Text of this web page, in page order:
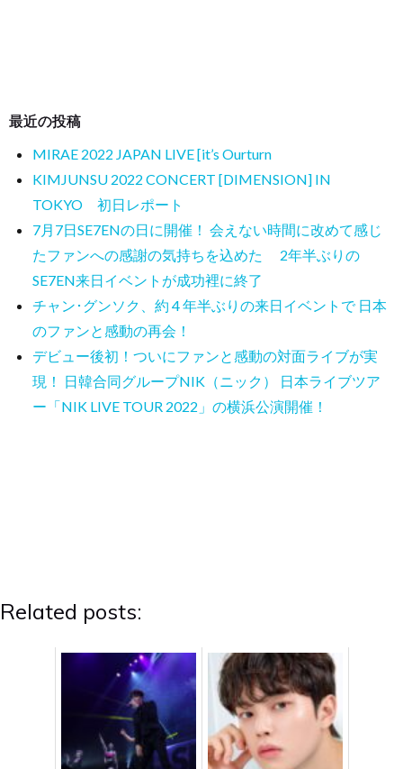
最近の投稿
MIRAE 2022 JAPAN LIVE [it’s Ourturn
KIMJUNSU 2022 CONCERT [DIMENSION] IN
TOKYO 初日レポート
7月7日SE7ENの日に開催！ 会えない時間に改めて感じ
たファンへの感謝の気持ちを込めた 2年半ぶりの
SE7EN来日イベントが成功裡に終了
チャン･グンソク、約 4 年半ぶりの来日イベントで 日本
のファンと感動の再会！
デビュー後初！ついにファンと感動の対面ライブが実
現！ 日韓合同グループNIK（ニック） 日本ライブツア
ー「NIK LIVE TOUR 2022」の横浜公演開催！
Related posts: